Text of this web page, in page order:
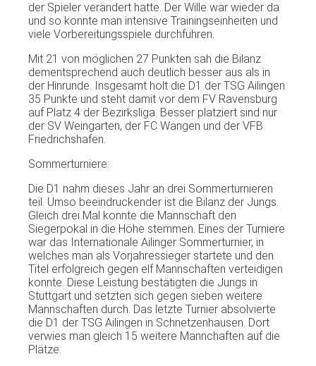
der Spieler verändert hatte. Der Wille war wieder da
und so konnte man intensive Trainingseinheiten und
viele Vorbereitungsspiele durchführen.
Mit 21 von möglichen 27 Punkten sah die Bilanz
dementsprechend auch deutlich besser aus als in
der Hinrunde. Insgesamt holt die D1 der TSG Ailingen
35 Punkte und steht damit vor dem FV Ravensburg
auf Platz 4 der Bezirksliga. Besser platziert sind nur
der SV Weingarten, der FC Wangen und der VFB
Friedrichshafen.
Sommerturniere:
Die D1 nahm dieses Jahr an drei Sommerturnieren
teil. Umso beeindruckender ist die Bilanz der Jungs.
Gleich drei Mal konnte die Mannschaft den
Siegerpokal in die Höhe stemmen. Eines der Turniere
war das Internationale Ailinger Sommerturnier, in
welches man als Vorjahressieger startete und den
Titel erfolgreich gegen elf Mannschaften verteidigen
konnte. Diese Leistung bestätigten die Jungs in
Stuttgart und setzten sich gegen sieben weitere
Mannschaften durch. Das letzte Turnier absolvierte
die D1 der TSG Ailingen in Schnetzenhausen. Dort
verwies man gleich 15 weitere Mannchaften auf die
Plätze.